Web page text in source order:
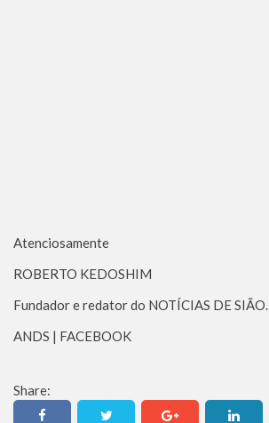
Atenciosamente
ROBERTO KEDOSHIM
Fundador e redator do NOTÍCIAS DE SIÃO.
ANDS | FACEBOOK
Share: